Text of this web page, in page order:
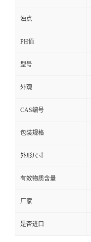
浊点
PH值
型号
外观
CAS编号
包装规格
外形尺寸
有效物质含量
厂家
是否进口